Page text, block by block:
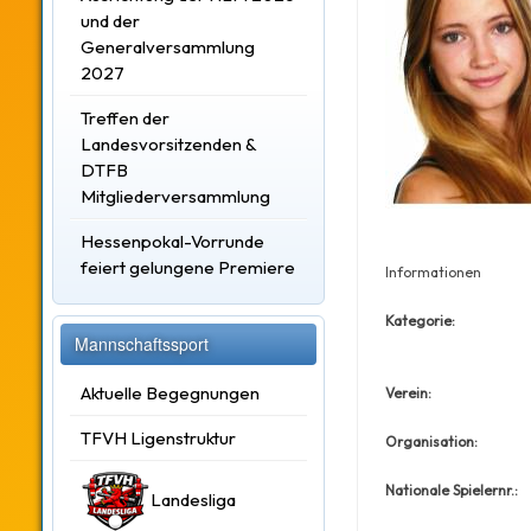
und der
Generalversammlung
2027
Treffen der
Landesvorsitzenden &
DTFB
Mitgliederversammlung
Hessenpokal-Vorrunde
feiert gelungene Premiere
Mannschaftssport
Aktuelle Begegnungen
TFVH Ligenstruktur
Landesliga
Informationen
Kategorie:
Verein:
Organisation:
Nationale Spielernr.: